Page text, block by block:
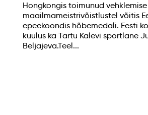
Hongkongis toimunud vehklemise
maailmameistrivõistlustel võitis
epeekoondis hõbemedali. Eesti
kuulus ka Tartu Kalevi sportlane
Beljajeva.Teel...